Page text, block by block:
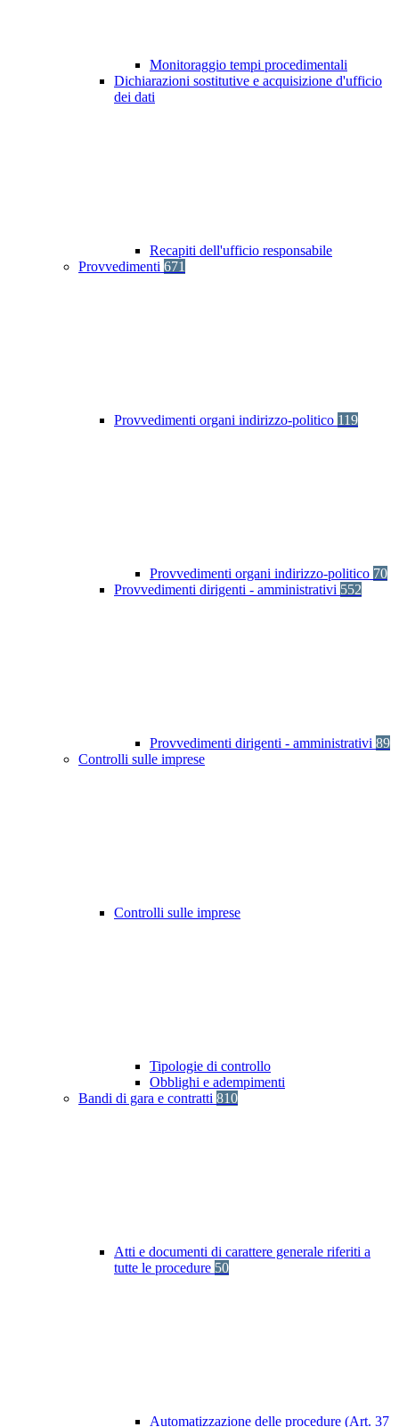
Monitoraggio tempi procedimentali
Dichiarazioni sostitutive e acquisizione d'ufficio
dei dati
Recapiti dell'ufficio responsabile
Provvedimenti 671
Provvedimenti organi indirizzo-politico 119
Provvedimenti organi indirizzo-politico 70
Provvedimenti dirigenti - amministrativi 552
Provvedimenti dirigenti - amministrativi 89
Controlli sulle imprese
Controlli sulle imprese
Tipologie di controllo
Obblighi e adempimenti
Bandi di gara e contratti 810
Atti e documenti di carattere generale riferiti a
tutte le procedure 50
Automatizzazione delle procedure (Art. 37